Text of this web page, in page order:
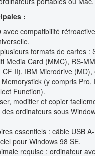
:
avec compatibilité
formats de cartes :
Media Card (MMC), RS-
CF II), IBM Microdrive (MD),
(y compris Pro,
Function).
modifier et copier
ordinateurs sous
essentiels : câble USB
pour Windows 98 SE.
requise : ordinateur